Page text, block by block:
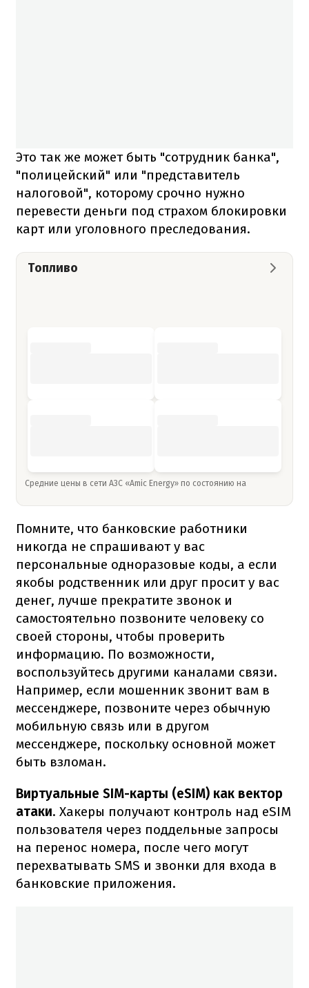
Это так же может быть "сотрудник банка",
"полицейский" или "представитель
налоговой", которому срочно нужно
перевести деньги под страхом блокировки
карт или уголовного преследования.
Топливо
Средние цены в сети АЗС «Amic Energy» по состоянию на
Помните, что банковские работники
никогда не спрашивают у вас
персональные одноразовые коды, а если
якобы родственник или друг просит у вас
денег, лучше прекратите звонок и
самостоятельно позвоните человеку со
своей стороны, чтобы проверить
информацию. По возможности,
воспользуйтесь другими каналами связи.
Например, если мошенник звонит вам в
мессенджере, позвоните через обычную
мобильную связь или в другом
мессенджере, поскольку основной может
быть взломан.
Виртуальные SIM-карты (eSIM) как вектор
атаки. Хакеры получают контроль над eSIM
пользователя через поддельные запросы
на перенос номера, после чего могут
перехватывать SMS и звонки для входа в
банковские приложения.